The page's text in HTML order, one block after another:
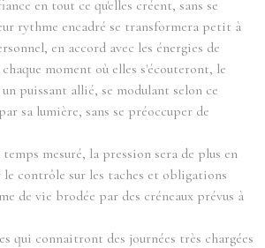
en tout ce qu'elles créent, sans se
rythme encadré se transformera petit à
en accord avec les énergies de
moment où elles s'écouteront, le
puissant allié, se modulant selon ce
sa lumière, sans se préoccuper de
mesuré, la pression sera de plus en
contrôle sur les taches et obligations
de vie brodée par des créneaux prévus à
qui connaitront des journées très chargées